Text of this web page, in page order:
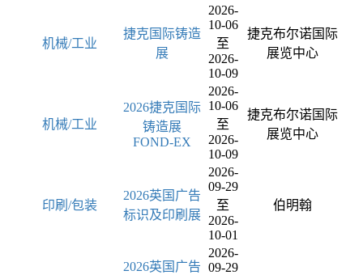
机械/工业
捷克国际铸造
展
2026-
10-06
至
2026-
10-09
捷克布尔诺国际
展览中心
机械/工业
2026捷克国际
铸造展
FOND-EX
2026-
10-06
至
2026-
10-09
捷克布尔诺国际
展览中心
印刷/包装
2026英国广告
标识及印刷展
2026-
09-29
至
2026-
10-01
伯明翰
2026英国广告
2026-
09-29